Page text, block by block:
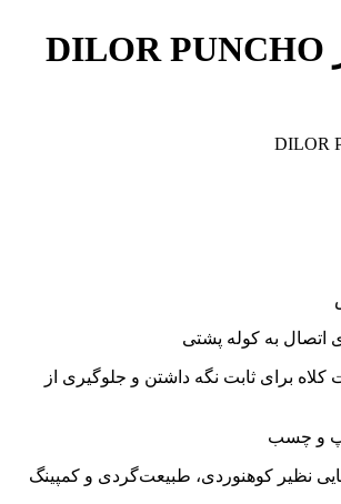
اتصال به کوله پشتی
برای ثابت نگه داشتن و جلوگیری از
و چسب
نظیر کوهنوردی، طبیعت‌گردی و کمپینگ